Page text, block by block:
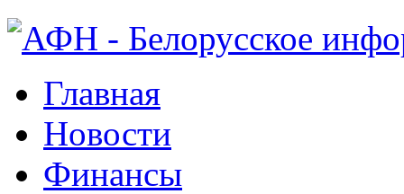
Главная
Новости
Финансы